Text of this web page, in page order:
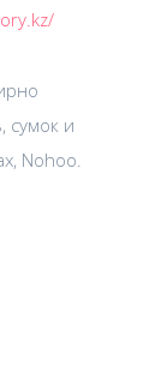
сумок и
Nohoo.